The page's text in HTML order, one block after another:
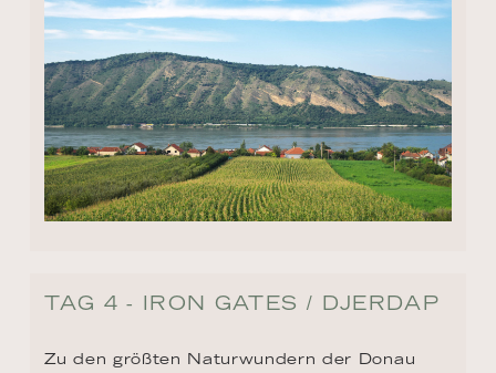
TAG 4 - IRON GATES / DJERDAP
Zu den größten Naturwundern der Donau